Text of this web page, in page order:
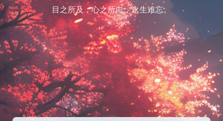
目之所及，心之所向，永生难忘。